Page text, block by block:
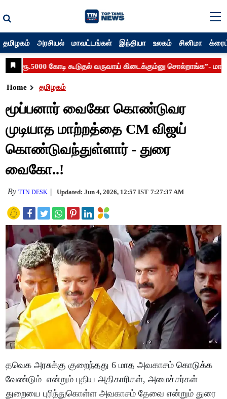
தமிழகம் அரசியல் மாவட்டங்கள் இந்தியா உலகம் சினிமா
Home தமிழகம்
மூப்பனார் வைகோ கொண்டுவர
முடியாத மாற்றத்தை CM விஜய்
கொண்டுவந்துள்ளார் - துரை
வைகோ..!
ByTTN DESK Updated: Jun 4, 2026, 12:57 IST 7:27:37 AM
தவெக அரசுக்கு குறைந்தது 6 மாத அவகாசம் கொடுக்க
வேண்டும் என்றும் புதிய அதிகாரிகள், அமைச்சர்கள்
துறையை புரிந்துகொள்ள அவகாசம் தேவை என்றும் துரை